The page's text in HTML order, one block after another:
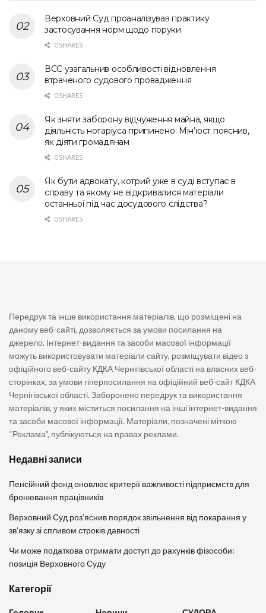
Верховний Суд проаналізував практику
застосування норм щодо поруки
0 SHARES
ВСС узагальнив особливості відновлення
втраченого судового провадження
0 SHARES
Як зняти заборону відчуження майна, якщо
діяльність нотаріуса припинено: Мін’юст пояснив,
як діяти громадянам
0 SHARES
Як бути адвокату, котрий уже в суді вступає в
справу та якому не відкривалися матеріали
останньої під час досудового слідства?
0 SHARES
Передрук та інше використання матеріалів, що розміщені на
даному веб-сайті, дозволяється за умови посилання на
джерело. Інтернет-видання та засоби масової інформації
можуть використовувати матеріали сайту, розміщувати відео з
офіційного веб-сайту КДКА Чернігівської області на власних веб-
сторінках, за умови гіперпосилання на офіційний веб-сайт КДКА
Чернігівської області. Заборонено передрук та використання
матеріалів, у яких міститься посилання на інші інтернет-видання
та засоби масової інформації. Матеріали, позначені міткою
“Реклама”, публікуються на правах реклами.
Недавні записи
Пенсійний фонд оновлює критерії важливості підприємств для
бронювання працівників
Верховний Суд роз’яснив порядок звільнення від покарання у
зв’язку зі спливом строків давності
Чи може податкова отримати доступ до рахунків фізособи:
позиція Верховного Суду
Категорії